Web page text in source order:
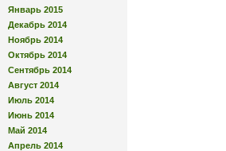
Январь 2015
Декабрь 2014
Ноябрь 2014
Октябрь 2014
Сентябрь 2014
Август 2014
Июль 2014
Июнь 2014
Май 2014
Апрель 2014